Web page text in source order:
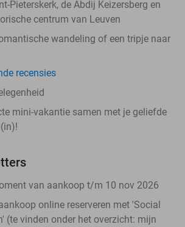
Pieterskerk, de Abdij Keizersberg en
centrum van Leuven
wandeling of een tripje naar
recensies
mini-vakantie samen met je geliefde
van aankoop t/m 10 nov 2026
online reserveren met 'Social
(te vinden onder het overzicht: mijn